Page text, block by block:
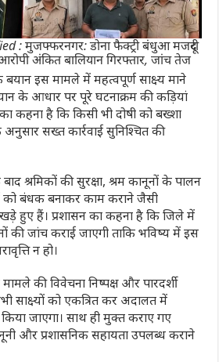
: मुजफ्फरनगर: डोना फैक्ट्री बंधुआ मजदूरी
अंकित बालियान गिरफ्तार, जांच तेज
इस मामले में महत्वपूर्ण साक्ष्य माने
के आधार पर पूरे घटनाक्रम की कड़ियां
कहना है कि किसी भी दोषी को बख्शा
सख्त कार्रवाई सुनिश्चित की
श्रमिकों की सुरक्षा, श्रम कानूनों के पालन
बंधक बनाकर काम कराने जैसी
खड़े हुए हैं। प्रशासन का कहना है कि जिले में
की जांच कराई जाएगी ताकि भविष्य में इस
न हो।
की विवेचना निष्पक्ष और पारदर्शी
साक्ष्यों को एकत्रित कर अदालत में
जाएगा। साथ ही मुक्त कराए गए
और प्रशासनिक सहायता उपलब्ध कराने